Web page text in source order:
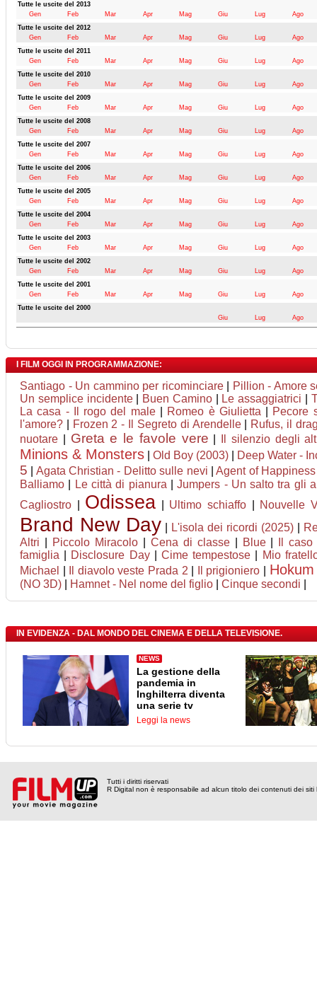
Tutte le uscite del 2013
Gen
Feb Mar Apr Mag Giu Lug
Ago
Tutte le uscite del 2012
Gen
Feb Mar Apr Mag Giu Lug
Ago
Tutte le uscite del 2011
Gen
Feb Mar Apr Mag Giu Lug
Ago
Tutte le uscite del 2010
Gen
Feb Mar Apr Mag Giu Lug
Ago
Tutte le uscite del 2009
Gen
Feb Mar Apr Mag Giu Lug
Ago
Tutte le uscite del 2008
Gen
Feb Mar Apr Mag Giu Lug
Ago
Tutte le uscite del 2007
Gen
Feb Mar Apr Mag Giu Lug
Ago
Tutte le uscite del 2006
Gen
Feb Mar Apr Mag Giu Lug
Ago
Tutte le uscite del 2005
Gen
Feb Mar Apr Mag Giu Lug
Ago
Tutte le uscite del 2004
Gen
Feb Mar Apr Mag Giu Lug
Ago
Tutte le uscite del 2003
Gen
Feb Mar Apr Mag Giu Lug
Ago
Tutte le uscite del 2002
Gen
Feb Mar Apr Mag Giu Lug
Ago
Tutte le uscite del 2001
Gen
Feb Mar Apr Mag Giu Lug
Ago
Tutte le uscite del 2000
Giu
Lug Ago
I FILM OGGI IN PROGRAMMAZIONE:
Santiago - Un cammino per ricominciare|
Pillion - Amore
Un semplice incidente| Buen Camino| Le assaggiatrici
La casa - Il rogo del male| Romeo è Giulietta
Pecore
l'amore?
Frozen 2 - Il Segreto di Arendelle|
Rufus, il
nuotare
Greta e le favole vere Il silenzio degli
Minions & Monsters Old Boy (2003) Deep Water -
5 Agata Christian - Delitto sulle nevi |Agent of
Balliamo
Le città di pianura |Jumpers - Un salto tra gli
Cagliostro
Odissea Ultimo schiaffo Nouvelle
Brand New Day L'isola dei ricordi (2025)
Altri
Piccolo Miracolo| Cena di classe| Blue|
Il
famiglia
Disclosure Day|Cime tempestose
Mio
Michael
Il diavolo veste Prada 2 Il prigioniero Hokum
(NO 3D)
Hamnet - Nel nome del figlio Cinque secondi
IN EVIDENZA - DAL MONDO DEL CINEMA E DELLA TELEVISIONE.
NEWS
La gestione della
pandemia in
Inghilterra diventa
una serie tv
Leggi la news
Tutti i diritti riservati
R Digital non è responsabile ad alcun titolo dei contenuti dei siti